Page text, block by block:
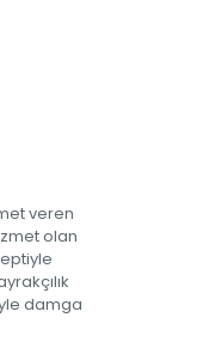
veren
olan
damga